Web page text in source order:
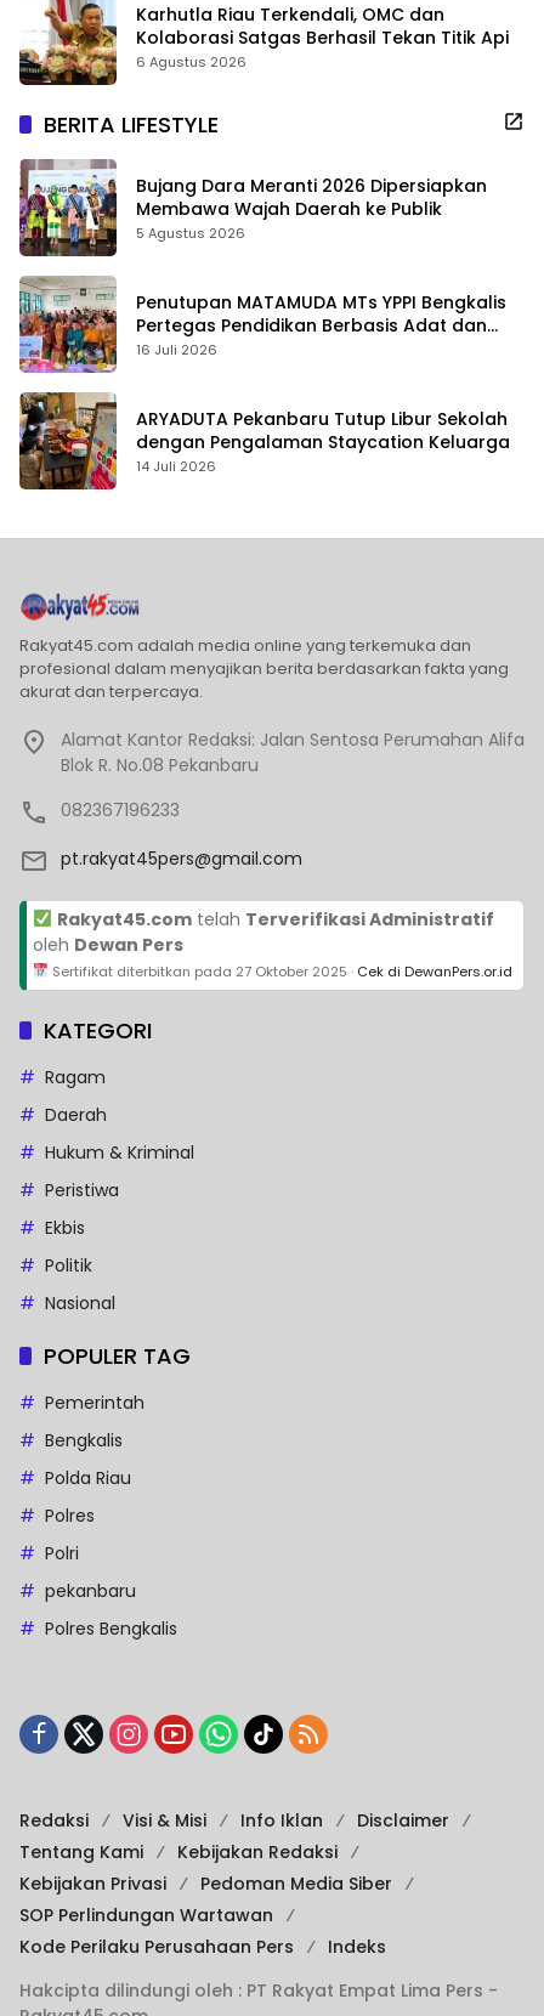
Karhutla Riau Terkendali, OMC dan
Kolaborasi Satgas Berhasil Tekan Titik Api
6 Agustus 2026
BERITA LIFESTYLE
Bujang Dara Meranti 2026 Dipersiapkan
Membawa Wajah Daerah ke Publik
5 Agustus 2026
Penutupan MATAMUDA MTs YPPI Bengkalis
Pertegas Pendidikan Berbasis Adat dan
Karakter
16 Juli 2026
ARYADUTA Pekanbaru Tutup Libur Sekolah
dengan Pengalaman Staycation Keluarga
14 Juli 2026
Rakyat45.com adalah media online yang terkemuka dan
profesional dalam menyajikan berita berdasarkan fakta yang
akurat dan terpercaya.
Alamat Kantor Redaksi: Jalan Sentosa Perumahan Alifa
Blok R. No.08 Pekanbaru
082367196233
pt.rakyat45pers@gmail.com
Rakyat45.comtelah Terverifikasi Administratif
oleh Dewan Pers
Sertifikat diterbitkan pada 27 Oktober 2025 · Cek di DewanPers.or.id
KATEGORI
Ragam
Daerah
Hukum & Kriminal
Peristiwa
Ekbis
Politik
Nasional
POPULER TAG
Pemerintah
Bengkalis
Polda Riau
Polres
Polri
pekanbaru
Polres Bengkalis
Redaksi Visi & Misi Info Iklan
Disclaimer
Tentang Kami
Kebijakan Redaksi
Kebijakan Privasi
Pedoman Media Siber
SOP Perlindungan Wartawan
Kode Perilaku Perusahaan Pers
Indeks
Hakcipta dilindungi oleh : PT Rakyat Empat Lima Pers -